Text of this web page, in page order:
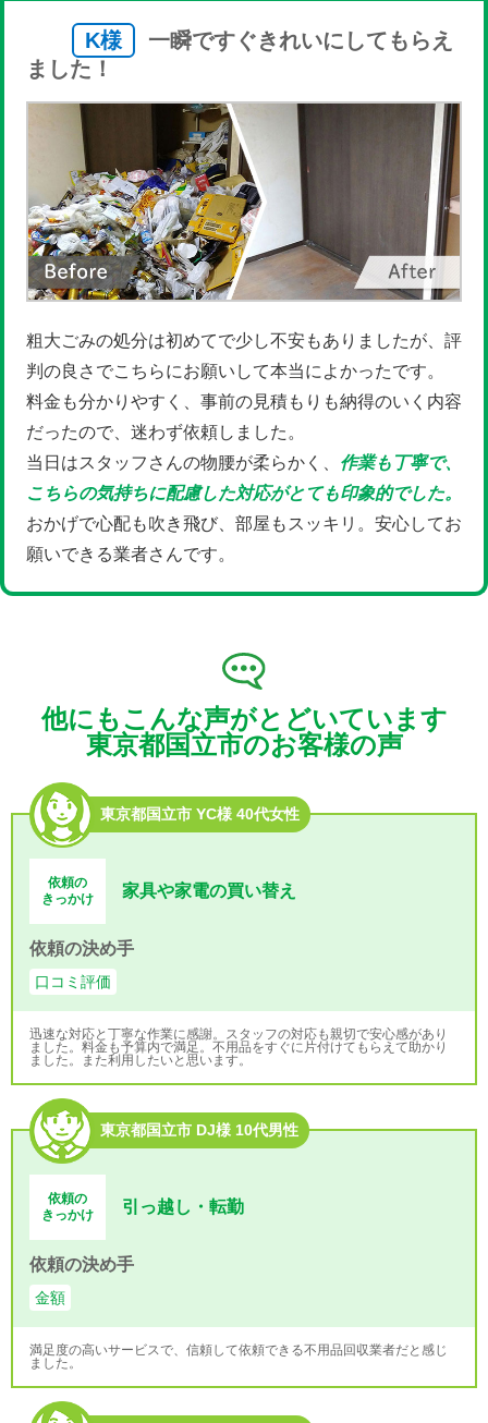
K様
一瞬ですぐきれいにしてもらえ
ました！
粗大ごみの処分は初めてで少し不安もありましたが、評
判の良さでこちらにお願いして本当によかったです。
料金も分かりやすく、事前の見積もりも納得のいく内容
だったので、迷わず依頼しました。
当日はスタッフさんの物腰が柔らかく、 作業も丁寧で、
こちらの気持ちに配慮した対応がとても印象的でした。
おかげで心配も吹き飛び、部屋もスッキリ。安心してお
願いできる業者さんです。
他にもこんな声がとどいています
東京都国立市のお客様の声
東京都国立市 YC様 40代女性
依頼の
きっかけ
家具や家電の買い替え
依頼の決め手
口コミ評価
迅速な対応と丁寧な作業に感謝。スタッフの対応も親切で安心感があり
ました。料金も予算内で満足。不用品をすぐに片付けてもらえて助かり
ました。また利用したいと思います。
東京都国立市 DJ様 10代男性
依頼の
きっかけ
引っ越し・転勤
依頼の決め手
金額
満足度の高いサービスで、信頼して依頼できる不用品回収業者だと感じ
ました。